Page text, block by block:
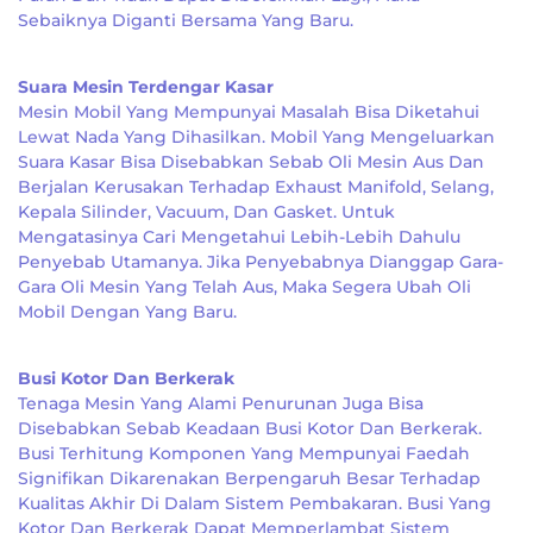
Sebaiknya Diganti Bersama Yang Baru.
Suara Mesin Terdengar Kasar
Mesin Mobil Yang Mempunyai Masalah Bisa Diketahui
Lewat Nada Yang Dihasilkan. Mobil Yang Mengeluarkan
Suara Kasar Bisa Disebabkan Sebab Oli Mesin Aus Dan
Berjalan Kerusakan Terhadap Exhaust Manifold, Selang,
Kepala Silinder, Vacuum, Dan Gasket. Untuk
Mengatasinya Cari Mengetahui Lebih-Lebih Dahulu
Penyebab Utamanya. Jika Penyebabnya Dianggap Gara-
Gara Oli Mesin Yang Telah Aus, Maka Segera Ubah Oli
Mobil Dengan Yang Baru.
Busi Kotor Dan Berkerak
Tenaga Mesin Yang Alami Penurunan Juga Bisa
Disebabkan Sebab Keadaan Busi Kotor Dan Berkerak.
Busi Terhitung Komponen Yang Mempunyai Faedah
Signifikan Dikarenakan Berpengaruh Besar Terhadap
Kualitas Akhir Di Dalam Sistem Pembakaran. Busi Yang
Kotor Dan Berkerak Dapat Memperlambat Sistem